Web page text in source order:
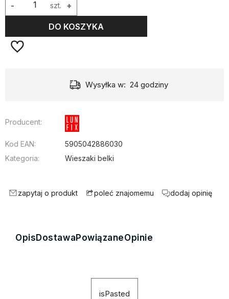
szt. +
-
DO KOSZYKA
Wysyłka w: 24 godziny
Producent:
Kod EAN:
5905042886030
Kategoria:
Wieszaki belki
zapytaj o produkt poleć znajomemu dodaj opinię
OpisDostawaPowiązaneOpinie
isPasted